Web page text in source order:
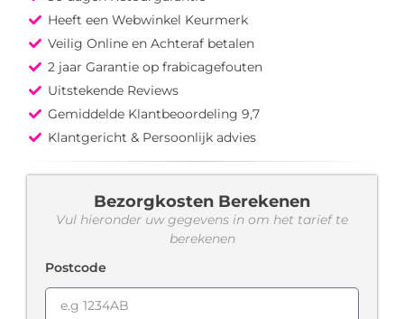
Heeft een Webwinkel Keurmerk
Veilig Online en Achteraf betalen
2 jaar Garantie op frabicagefouten
Uitstekende Reviews
Gemiddelde Klantbeoordeling 9,7
Klantgericht & Persoonlijk advies
Bezorgkosten Berekenen
Vul hieronder uw gegevens in om het tarief te
berekenen
Postcode